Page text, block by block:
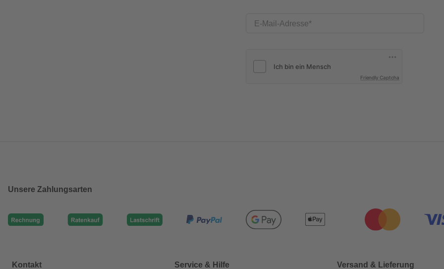
E-Mail-Adresse
Friendly Captcha
Unsere Zahlungsarten
Kontakt Service & Hilfe Versand & Lieferung